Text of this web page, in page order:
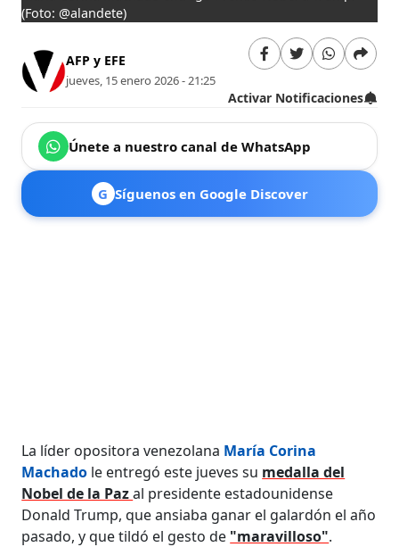
(Foto: @alandete)
AFP y EFE
jueves, 15 enero 2026 - 21:25
Activar Notificaciones
Únete a nuestro canal de WhatsApp
G Síguenos en Google Discover
La líder opositora venezolana María Corina
Machado le entregó este jueves su medalla del
Nobel de la Pazal presidente estadounidense
Donald Trump, que ansiaba ganar el galardón el año
pasado, y que tildó el gesto de "maravilloso".